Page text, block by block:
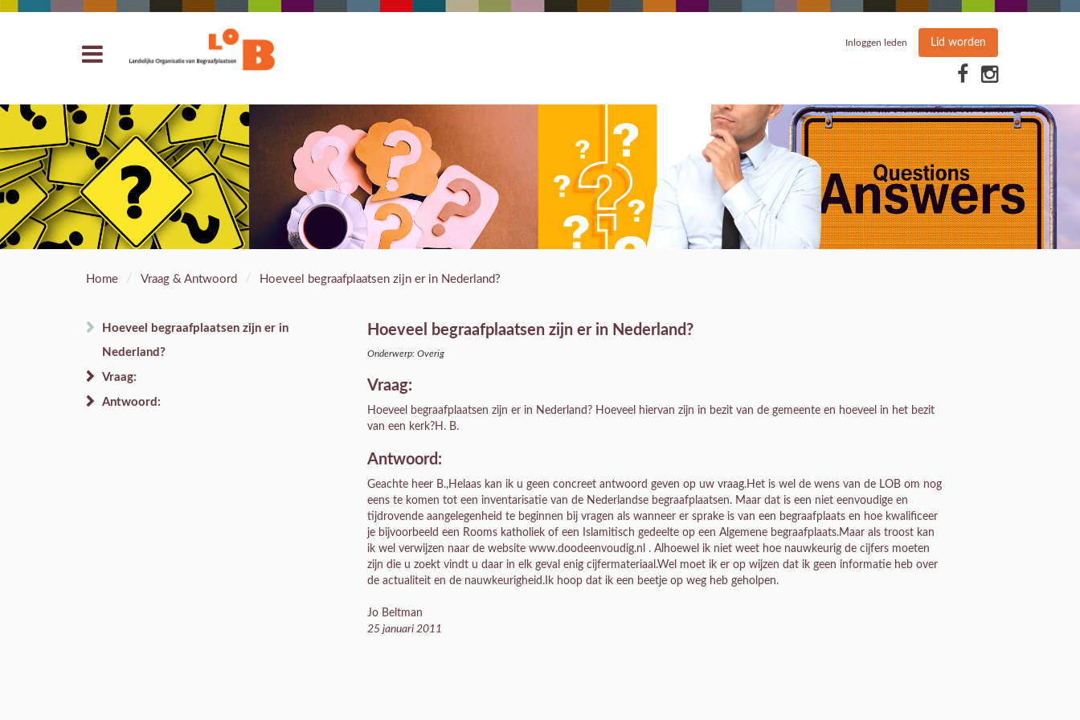
Inloggen leden Lid worden
Home / Vraag & Antwoord / Hoeveel begraafplaatsen zijn er in Nederland?
Hoeveel begraafplaatsen zijn er in
Nederland?
Vraag:
Antwoord:
Hoeveel begraafplaatsen zijn er in Nederland?
Onderwerp: Overig
Vraag:
Hoeveel begraafplaatsen zijn er in Nederland? Hoeveel hiervan zijn in bezit van de gemeente en hoeveel in het bezit
van een kerk?H. B.
Antwoord:
Geachte heer B.,Helaas kan ik u geen concreet antwoord geven op uw vraag.Het is wel de wens van de LOB om nog
eens te komen tot een inventarisatie van de Nederlandse begraafplaatsen. Maar dat is een niet eenvoudige en
tijdrovende aangelegenheid te beginnen bij vragen als wanneer er sprake is van een begraafplaats en hoe kwalificeer
je bijvoorbeeld een Rooms katholiek of een Islamitisch gedeelte op een Algemene begraafplaats.Maar als troost kan
ik wel verwijzen naar de website www.doodeenvoudig.nl . Alhoewel ik niet weet hoe nauwkeurig de cijfers moeten
zijn die u zoekt vindt u daar in elk geval enig cijfermateriaal.Wel moet ik er op wijzen dat ik geen informatie heb over
de actualiteit en de nauwkeurigheid.Ik hoop dat ik een beetje op weg heb geholpen.
Jo Beltman
25 januari 2011